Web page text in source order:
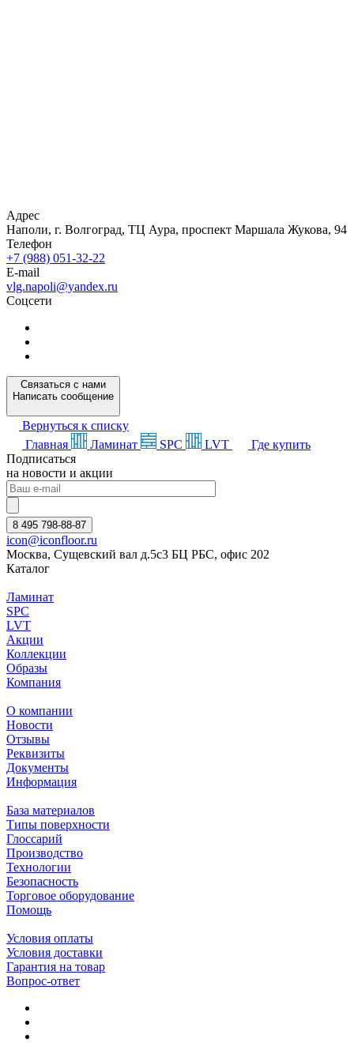
Адрес
Наполи, г. Волгоград, ТЦ Аура, проспект Маршала Жукова, 94
Телефон
+7 (988) 051-32-22
E-mail
vlg.napoli@yandex.ru
Соцсети
Связаться с нами
Написать сообщение
Вернуться к списку
Главная
Ламинат SPC LVT
Где купить
Подписаться
на новости и акции
8 495 798-88-87
icon@iconfloor.ru
Москва, Сущевский вал д.5с3 БЦ РБС, офис 202
Каталог
Ламинат
SPC
LVT
Акции
Коллекции
Образы
Компания
О компании
Новости
Отзывы
Реквизиты
Документы
Информация
База материалов
Типы поверхности
Глоссарий
Производство
Технологии
Безопасность
Торговое оборудование
Помощь
Условия оплаты
Условия доставки
Гарантия на товар
Вопрос-ответ